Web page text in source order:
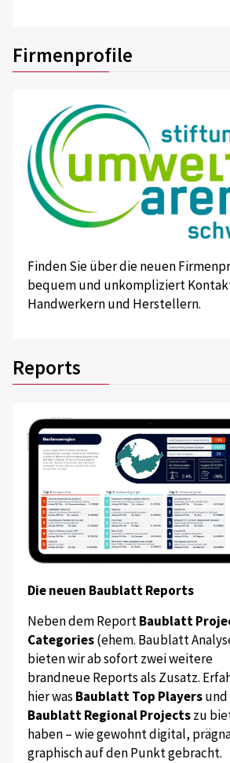
Firmenprofile
Finden Sie über die neuen
bequem und unkompliziert
Handwerkern und Herstellern.
Reports
Die neuen Baublatt Reports
Neben dem ReportBaublatt
Categories(ehem. Baublatt
bieten wir ab sofort zwei weitere
brandneue Reports als Zusatz.
hier was Baublatt Top Playersund
Baublatt Regional Projectszu
haben – wie gewohnt digital,
graphisch auf den Punkt gebracht.